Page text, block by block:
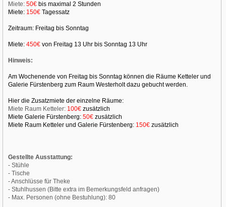
Miete: 50€ bis maximal 2 Stunden
Miete: 150€ Tagessatz
Zeitraum: Freitag bis Sonntag
Miete: 450€ von Freitag 13 Uhr bis Sonntag 13 Uhr
Hinweis:
Am Wochenende von Freitag bis Sonntag können die Räume Ketteler und
Galerie Fürstenberg zum Raum Westerholt dazu gebucht werden.
Hier die Zusatzmiete der einzelne Räume:
Miete Raum Ketteler: 100€ zusätzlich
Miete Galerie Fürstenberg: 50€ zusätzlich
Miete Raum Ketteler und Galerie Fürstenberg: 150€ zusätzlich
Gestellte Ausstattung:
- Stühle
- Tische
- Anschlüsse für Theke
- Stuhlhussen (Bitte extra im Bemerkungsfeld anfragen)
- Max. Personen (ohne Bestuhlung): 80